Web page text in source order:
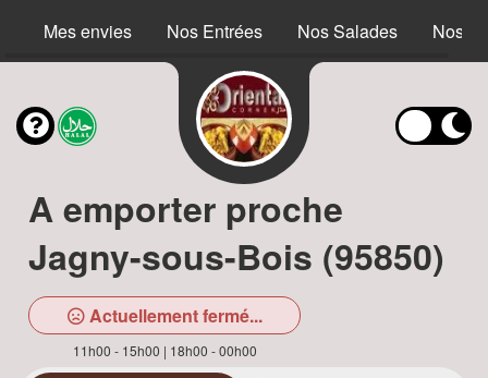
Mes envies Nos Entrées Nos Salades Nos
A emporter proche
Jagny-sous-Bois (95850)
Actuellement fermé...
11h00 - 15h00 | 18h00 - 00h00